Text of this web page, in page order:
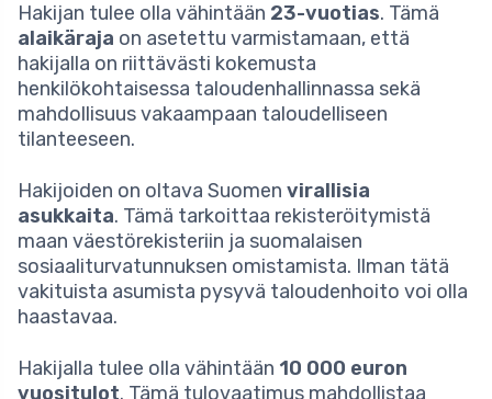
Hakijan tulee olla vähintään 23-vuotias. Tämä
alaikäraja on asetettu varmistamaan, että
hakijalla on riittävästi kokemusta
henkilökohtaisessa taloudenhallinnassa sekä
mahdollisuus vakaampaan taloudelliseen
tilanteeseen.
Hakijoiden on oltava Suomen virallisia
asukkaita. Tämä tarkoittaa rekisteröitymistä
maan väestörekisteriin ja suomalaisen
sosiaaliturvatunnuksen omistamista. Ilman tätä
vakituista asumista pysyvä taloudenhoito voi olla
haastavaa.
Hakijalla tulee olla vähintään 10 000 euron
vuositulot. Tämä tulovaatimus mahdollistaa